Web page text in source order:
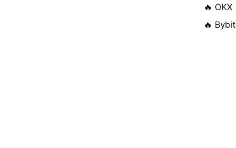
🔥 OKX
🔥 Bybit